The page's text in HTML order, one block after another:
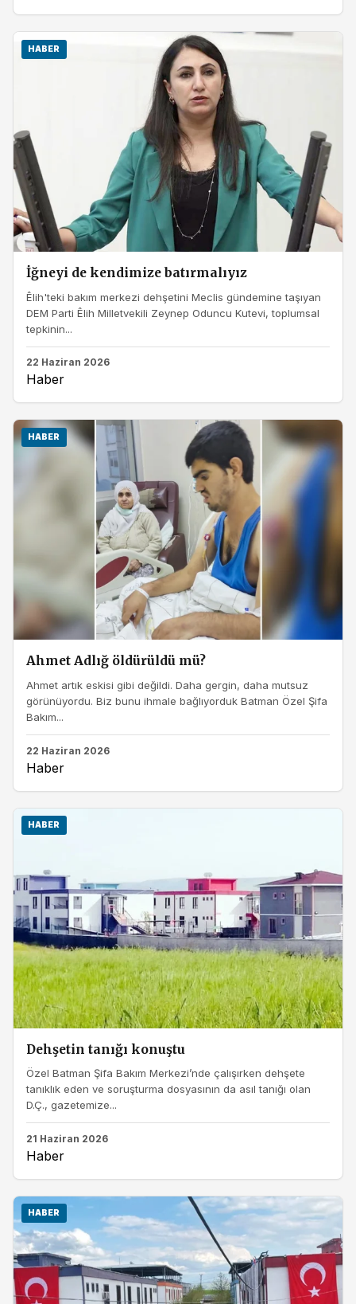
HABER
İğneyi de kendimize batırmalıyız
Êlih'teki bakım merkezi dehşetini Meclis gündemine taşıyan
DEM Parti Êlih Milletvekili Zeynep Oduncu Kutevi, toplumsal
tepkinin...
22 Haziran 2026
Haber
HABER
Ahmet Adlığ öldürüldü mü?
Ahmet artık eskisi gibi değildi. Daha gergin, daha mutsuz
görünüyordu. Biz bunu ihmale bağlıyorduk Batman Özel Şifa
Bakım...
22 Haziran 2026
Haber
HABER
Dehşetin tanığı konuştu
Özel Batman Şifa Bakım Merkezi’nde çalışırken dehşete
tanıklık eden ve soruşturma dosyasının da asıl tanığı olan
D.Ç., gazetemize...
21 Haziran 2026
Haber
HABER